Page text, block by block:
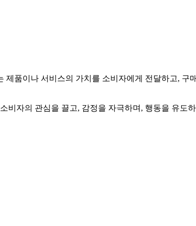
품이나 서비스의 가치를 소비자에게 전달하고,
비자의 관심을 끌고, 감정을 자극하며, 행동을 유도